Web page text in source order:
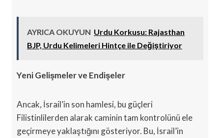
AYRICA OKUYUN Urdu Korkusu: Rajasthan
BJP, Urdu Kelimeleri Hintçe ile Değiştiriyor
Yeni Gelişmeler ve Endişeler
Ancak, İsrail’in son hamlesi, bu güçleri
Filistinlilerden alarak caminin tam kontrolünü ele
geçirmeye yaklaştığını gösteriyor. Bu, İsrail’in